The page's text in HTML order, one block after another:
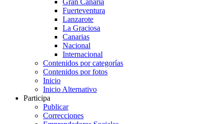
Fuerteventura
Lanzarote
La Graciosa
Canarias
Nacional
Internacional
Contenidos por categorías
Contenidos por fotos
Inicio
Inicio Alternativo
Participa
Publicar
Correcciones